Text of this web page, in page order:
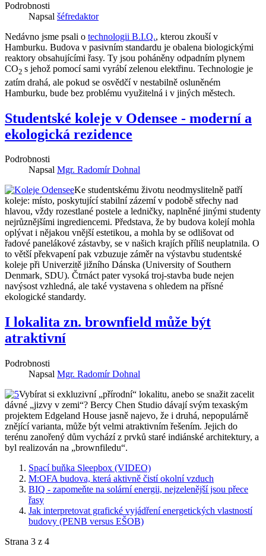
Podrobnosti
Napsal šéfredaktor
Nedávno jsme psali o technologii B.I.Q., kterou zkouší v
Hamburku. Budova v pasivním standardu je obalena biologickými
reaktory obsahujícími řasy. Ty jsou poháněny odpadním plynem
CO2 s jehož pomocí sami vyrábí zelenou elektřinu. Technologie je
zatím drahá, ale pokud se osvědčí v nestabilně osluněném
Hamburku, bude bez problému využitelná i v jiných městech.
Studentské koleje v Odensee - moderní a
ekologická rezidence
Podrobnosti
Napsal Mgr. Radomír Dohnal
Ke studentskému životu neodmyslitelně patří
koleje: místo, poskytující stabilní zázemí v podobě střechy nad
hlavou, vždy rozestlané postele a ledničky, naplněné jinými studenty
nejrůznějšími ingrediencemi. Představa, že by budova kolejí mohla
oplývat i nějakou vnější estetikou, a mohla by se odlišovat od
řadové panelákové zástavby, se v našich krajích příliš neuplatnila. O
to větší překvapení pak vzbuzuje záměr na výstavbu studentské
koleje při Univerzitě jižního Dánska (University of Southern
Denmark, SDU). Čtrnáct pater vysoká troj-stavba bude nejen
navýsost vzhledná, ale také vystavena s ohledem na přísné
ekologické standardy.
I lokalita zn. brownfield může být
atraktivní
Podrobnosti
Napsal Mgr. Radomír Dohnal
Vybírat si exkluzivní „přírodní“ lokalitu, anebo se snažit zacelit
dávné „jizvy v zemi“? Bercy Chen Studio dávají svým texaským
projektem Edgeland House jasně najevo, že i druhá, nepopulárně
znějící varianta, může být velmi atraktivním řešením. Jejich do
terénu zanořený dům vychází z prvků staré indiánské architektury, a
byl realizován na „brownfiledu“.
Spací buňka Sleepbox (VIDEO)
M:OFA budova, která aktivně čistí okolní vzduch
BIQ - zapomeňte na solární energii, nejzelenější jsou přece
řasy
Jak interpretovat grafické vyjádření energetických vlastností
budovy (PENB versus EŠOB)
Strana 3 z 4